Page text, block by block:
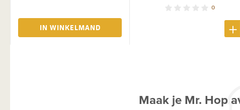
IN WINKELMAND
0
Maak je Mr. Hop